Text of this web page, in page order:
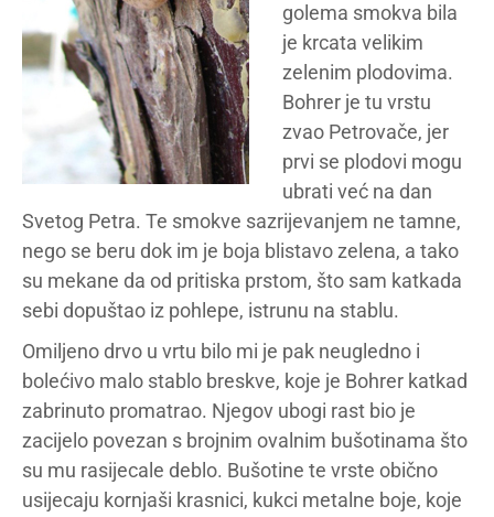
golema smokva bila
je krcata velikim
zelenim plodovima.
Bohrer je tu vrstu
zvao Petrovače, jer
prvi se plodovi mogu
ubrati već na dan
Svetog Petra. Te smokve sazrijevanjem ne tamne,
nego se beru dok im je boja blistavo zelena, a tako
su mekane da od pritiska prstom, što sam katkada
sebi dopuštao iz pohlepe, istrunu na stablu.
Omiljeno drvo u vrtu bilo mi je pak neugledno i
bolećivo malo stablo breskve, koje je Bohrer katkad
zabrinuto promatrao. Njegov ubogi rast bio je
zacijelo povezan s brojnim ovalnim bušotinama što
su mu rasijecale deblo. Bušotine te vrste obično
usijecaju kornjaši krasnici, kukci metalne boje, koje